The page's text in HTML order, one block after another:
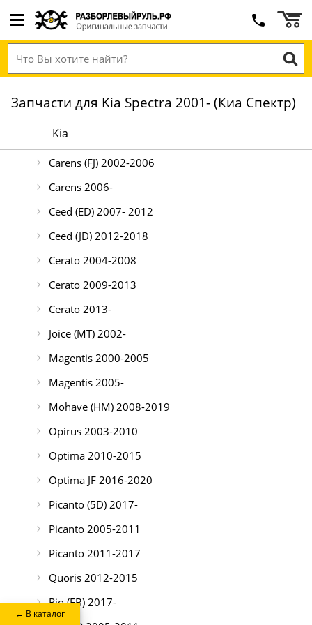
← В каталог
Запчасти для Kia Spectra 2001- (Киа Спектр)
Kia
Carens (FJ) 2002-2006
Carens 2006-
Ceed (ED) 2007- 2012
Ceed (JD) 2012-2018
Cerato 2004-2008
Cerato 2009-2013
Cerato 2013-
Joice (MT) 2002-
Magentis 2000-2005
Magentis 2005-
Mohave (HM) 2008-2019
Opirus 2003-2010
Optima 2010-2015
Optima JF 2016-2020
Picanto (5D) 2017-
Picanto 2005-2011
Picanto 2011-2017
Quoris 2012-2015
Rio (FB) 2017-